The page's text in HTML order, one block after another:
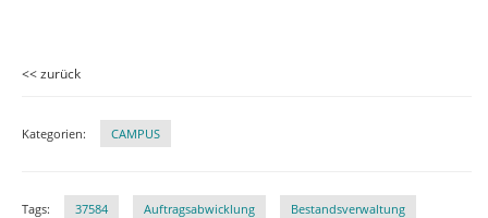
<< zurück
Kategorien: CAMPUS
Tags: 37584 Auftragsabwicklung
Bestandsverwaltung